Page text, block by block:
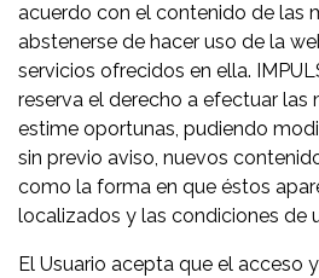
acuerdo con el contenido de las
abstenerse de hacer uso de la
servicios ofrecidos en ella.
reserva el derecho a efectuar las
estime oportunas, pudiendo
sin previo aviso, nuevos
como la forma en que éstos
localizados y las condiciones de
El Usuario acepta que el acceso